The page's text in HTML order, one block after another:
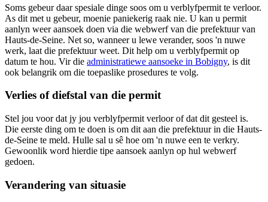
Soms gebeur daar spesiale dinge soos om u verblyfpermit te verloor.
As dit met u gebeur, moenie paniekerig raak nie. U kan u permit
aanlyn weer aansoek doen via die webwerf van die prefektuur van
Hauts-de-Seine. Net so, wanneer u lewe verander, soos 'n nuwe
werk, laat die prefektuur weet. Dit help om u verblyfpermit op
datum te hou. Vir die administratiewe aansoeke in Bobigny, is dit
ook belangrik om die toepaslike prosedures te volg.
Verlies of diefstal van die permit
Stel jou voor dat jy jou verblyfpermit verloor of dat dit gesteel is.
Die eerste ding om te doen is om dit aan die prefektuur in die Hauts-
de-Seine te meld. Hulle sal u sê hoe om 'n nuwe een te verkry.
Gewoonlik word hierdie tipe aansoek aanlyn op hul webwerf
gedoen.
Verandering van situasie